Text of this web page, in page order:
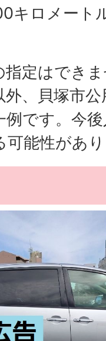
ロメート
指定はでき
、貝塚市
例です。今
可能性があ